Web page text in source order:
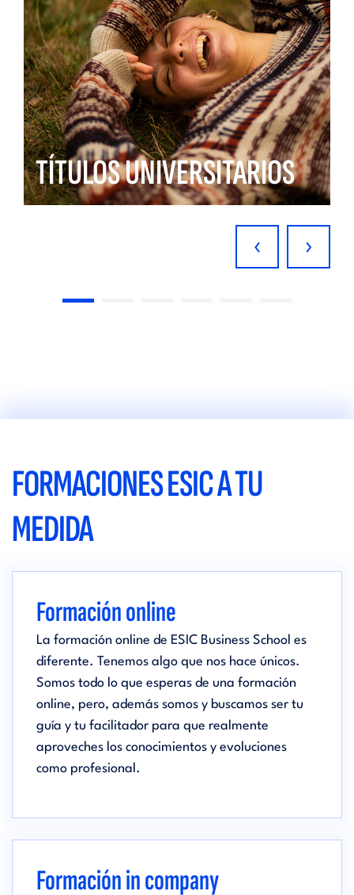
TÍTULOS UNIVERSITARIOS
‹ ›
FORMACIONES ESIC A TU
MEDIDA
Formación online
La formación online de ESIC Business School es
diferente. Tenemos algo que nos hace únicos.
Somos todo lo que esperas de una formación
online, pero, además somos y buscamos ser tu
guía y tu facilitador para que realmente
aproveches los conocimientos y evoluciones
como profesional.
Formación in company